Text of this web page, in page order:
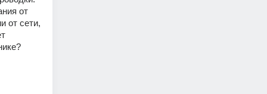
от
от сети,